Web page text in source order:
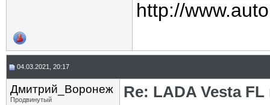
http://
04.03.2021, 20:17
Дмитрий_Воронеж
Продвинутый Re: LADA Vesta